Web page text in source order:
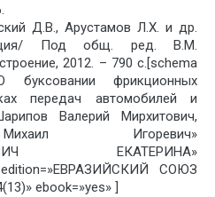
Д.В., Арустамов Л.Х. и др.
Под общ. ред. В.М.
2012. – 790 с.[schema
буксовании фрикционных
передач автомобилей и
Валерий Мирхитович,
Игоревич»
ЕКАТЕРИНА»
edition=»ЕВРАЗИЙСКИЙ СОЮЗ
ebook=»yes» ]